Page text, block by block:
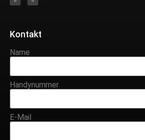
Kontakt
Name
Handynummer
E-Mail